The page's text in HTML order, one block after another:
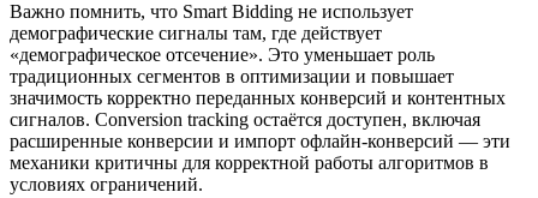
Важно помнить, что Smart Bidding не использует
демографические сигналы там, где действует
«демографическое отсечение». Это уменьшает роль
традиционных сегментов в оптимизации и повышает
значимость корректно переданных конверсий и контентных
сигналов. Conversion tracking остаётся доступен, включая
расширенные конверсии и импорт офлайн-конверсий — эти
механики критичны для корректной работы алгоритмов в
условиях ограничений.